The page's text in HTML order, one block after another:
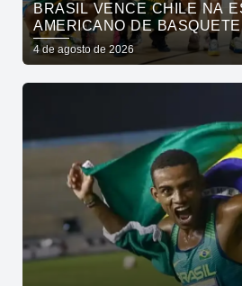
BRASIL VENCE CHILE NA
AMERICANO DE
4 de agosto de 2026